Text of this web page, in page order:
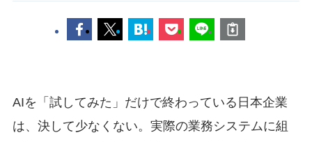
AIを「試してみた」だけで終わっている日本企業
は、決して少なくない。実際の業務システムに組